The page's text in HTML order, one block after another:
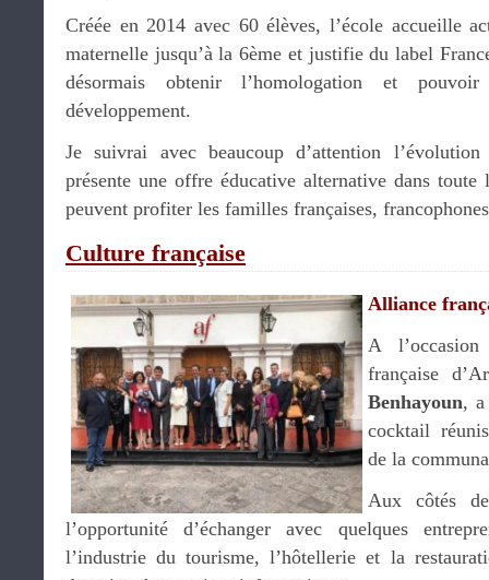
Créée en 2014 avec 60 élèves, l’école accueille
maternelle jusqu’à la 6ème et justifie du label
désormais obtenir l’homologation et
développement.
Je suivrai avec beaucoup d’attention
présente une offre éducative alternative dans
peuvent profiter les familles françaises,
Culture française
Alliance
A
française
Benhayoun, a
cocktail
de la
Aux côtés
l’opportunité d’échanger avec quelques
l’industrie du tourisme, l’hôtellerie et la